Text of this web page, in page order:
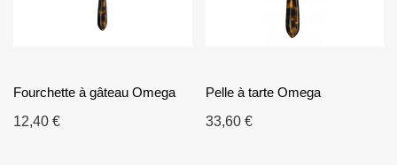
Fourchette à gâteau Omega
12,40 €
Pelle à tarte Omega
33,60 €